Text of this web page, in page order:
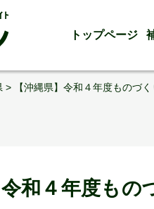
トップページ
> 【沖縄県】令和４年度ものづ
令和４年度も